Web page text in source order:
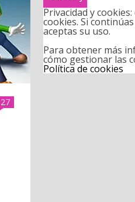
27
Privacidad y
cookies. Si
aceptas su uso.
Para obtener más
cómo gestionar las
Política de cookies